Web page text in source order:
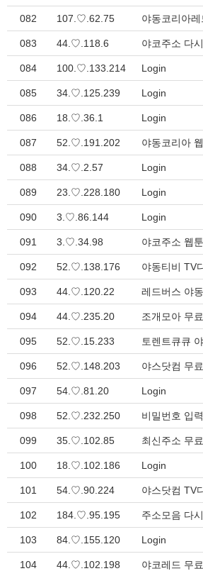
082 107.♡.62.75
083 44.♡.118.6
084 100.♡.133.214 Login
085 34.♡.125.239 Login
086 18.♡.36.1 Login
087 52.♡.191.202
088 34.♡.2.57 Login
089 23.♡.228.180 Login
090 3.♡.86.144 Login
091 3.♡.34.98
092 52.♡.138.176
093 44.♡.120.22
094 44.♡.235.20
095 52.♡.15.233
096 52.♡.148.203
097 54.♡.81.20 Login
098 52.♡.232.250 비밀번호 입력
099 35.♡.102.85
100 18.♡.102.186 Login
101 54.♡.90.224
102 184.♡.95.195
103 84.♡.155.120 Login
104 44.♡.102.198